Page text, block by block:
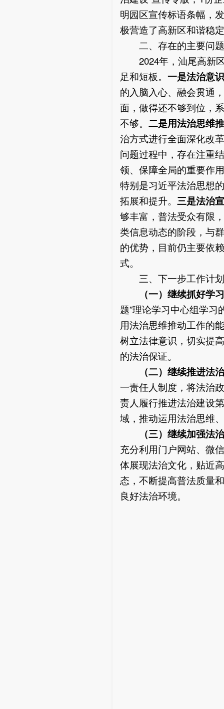
明园区宣传标语条幅，
极营造了高新区和谐稳
二、存在的主要问题
2024年，汕尾高新区
足和短板。 一是法治意
的入脑入心、融会贯通
面，做得还不够到位，
不够。 二是用法治思维
治方式进行全面深化改
问题过程中，存在注重
领、保障全局的重要作
特别是习近平法治思想
拓展和提升。 三是法治
够丰富，普法受众有限
类信息动态的阶段，与
的优势，目前仍主要依
式。
三、下一步工作计划
（一）继续抓好学
题”理论学习中心组学
用法治思维推动工作的
树立法律意识，切实提
的法治保证。
（二）继续推进法
一责任人制度，将法治
责人履行推进法治建设
域，推动运用法治思维
（三）继续加强法
充分利用门户网站、微
体展现法治文化，贴近
态，不断提高普法质量
良好法治环境。